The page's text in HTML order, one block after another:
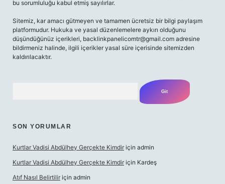
bu sorumluluğu kabul etmiş sayılırlar.
Sitemiz, kar amacı gütmeyen ve tamamen ücretsiz bir bilgi paylaşım
platformudur. Hukuka ve yasal düzenlemelere aykırı olduğunu
düşündüğünüz içerikleri, backlinkpanelicomtr@gmail.com adresine
bildirmeniz halinde, ilgili içerikler yasal süre içerisinde sitemizden
kaldırılacaktır.
SON YORUMLAR
Kurtlar Vadisi Abdülhey Gerçekte Kimdir için admin
Kurtlar Vadisi Abdülhey Gerçekte Kimdir için Kardeş
Atıf Nasıl Belirtilir için admin